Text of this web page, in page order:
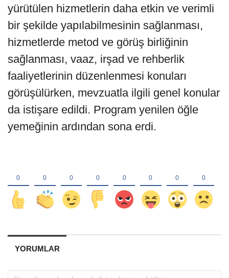
yürütülen hizmetlerin daha etkin ve verimli
bir şekilde yapılabilmesinin sağlanması,
hizmetlerde metod ve görüş birliğinin
sağlanması, vaaz, irşad ve rehberlik
faaliyetlerinin düzenlenmesi konuları
görüşülürken, mevzuatla ilgili genel konular
da istişare edildi. Program yenilen öğle
yemeğinin ardından sona erdi.
YORUMLAR